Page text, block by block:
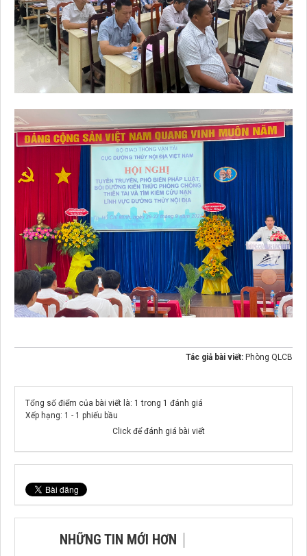
Tác giả bài viết: Phòng QLCB
Tổng số điểm của bài viết là: 1 trong 1 đánh giá
Xếp hạng: 1 - 1 phiếu bầu
Click để đánh giá bài viết
NHỮNG TIN MỚI HƠN